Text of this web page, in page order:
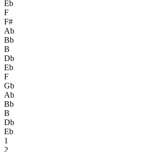
Eb
F
F#
Ab
Bb
B
Db
Eb
F
Gb
Ab
Bb
B
Db
Eb
1
2